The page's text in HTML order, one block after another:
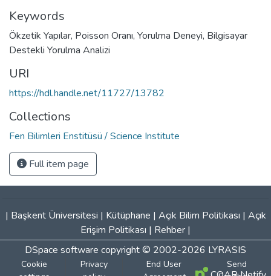
Keywords
Ökzetik Yapılar, Poisson Oranı, Yorulma Deneyi, Bilgisayar
Destekli Yorulma Analizi
URI
https://hdl.handle.net/11727/13782
Collections
Fen Bilimleri Enstitüsü / Science Institute
Full item page
| Başkent Üniversitesi | Kütüphane | Açık Bilim Politikası | Açık
Erişim Politikası | Rehber |
DSpace software copyright © 2002-2026 LYRASIS
Cookie
Privacy
End User
Send